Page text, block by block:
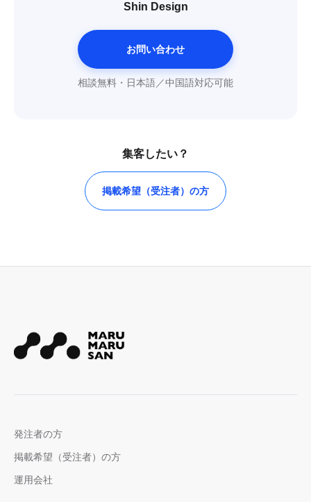
Shin Design
お問い合わせ
相談無料・日本語／中国語対応可能
集客したい？
掲載希望（受注者）の方
発注者の方
掲載希望（受注者）の方
運用会社